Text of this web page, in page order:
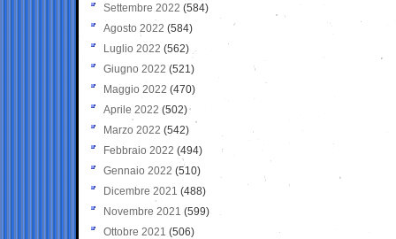
Settembre 2022 (584)
Agosto 2022 (584)
Luglio 2022 (562)
Giugno 2022 (521)
Maggio 2022 (470)
Aprile 2022 (502)
Marzo 2022 (542)
Febbraio 2022 (494)
Gennaio 2022 (510)
Dicembre 2021 (488)
Novembre 2021 (599)
Ottobre 2021 (506)